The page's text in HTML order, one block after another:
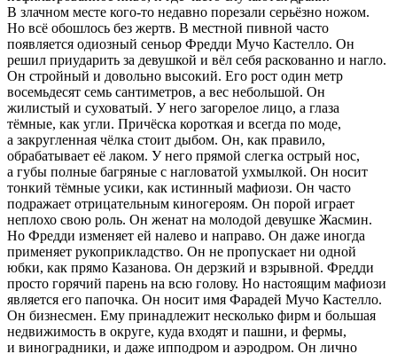
В злачном месте кого-то недавно порезали серьёзно ножом.
Но всё обошлось без жертв. В местной пивной часто
появляется одиозный сеньор Фредди Мучо Кастелло. Он
решил приударить за девушкой и вёл себя раскованно и нагло.
Он стройный и довольно высокий. Его рост один метр
восемьдесят семь сантиметров, а вес небольшой. Он
жилистый и суховатый. У него загорелое лицо, а глаза
тёмные, как угли. Причёска короткая и всегда по моде,
а закругленная чёлка стоит дыбом. Он, как правило,
обрабатывает её лаком. У него прямой слегка острый нос,
а губы полные багряные с нагловатой ухмылкой. Он носит
тонкий тёмные усики, как истинный мафиози. Он часто
подражает отрицательным киногероям. Он порой играет
неплохо свою роль. Он женат на молодой девушке Жасмин.
Но Фредди изменяет ей налево и направо. Он даже иногда
применяет рукоприкладство. Он не пропускает ни одной
юбки, как прямо Казанова. Он дерзкий и взрывной. Фредди
просто горячий парень на всю голову. Но настоящим мафиози
является его папочка. Он носит имя Фарадей Мучо Кастелло.
Он бизнесмен. Ему принадлежит несколько фирм и большая
недвижимость в округе, куда входят и пашни, и фермы,
и виноградники, и даже ипподром и аэродром. Он лично